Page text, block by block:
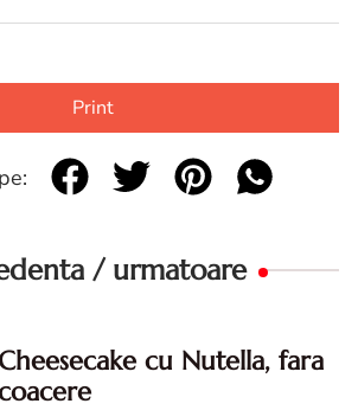
Print
/ urmatoare
Cheesecake cu Nutella, fara